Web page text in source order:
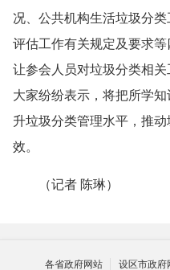
况、公共机构生活垃圾分
评估工作有关规定及要求等
让参会人员对垃圾分类相关
大家纷纷表示，将把所学
升垃圾分类管理水平，推
效。
（记者 陈琳）
各省政府网站 设区市政府